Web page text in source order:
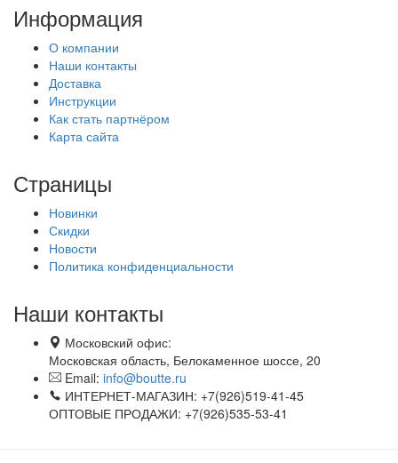
Информация
О компании
Наши контакты
Доставка
Инструкции
Как стать партнёром
Карта сайта
Страницы
Новинки
Скидки
Новости
Политика конфиденциальности
Наши контакты
Московский офис:
Московская область, Белокаменное шоссе, 20
Email: info@boutte.ru
ИНТЕРНЕТ-МАГАЗИН: +7(926)519-41-45
ОПТОВЫЕ ПРОДАЖИ: +7(926)535-53-41